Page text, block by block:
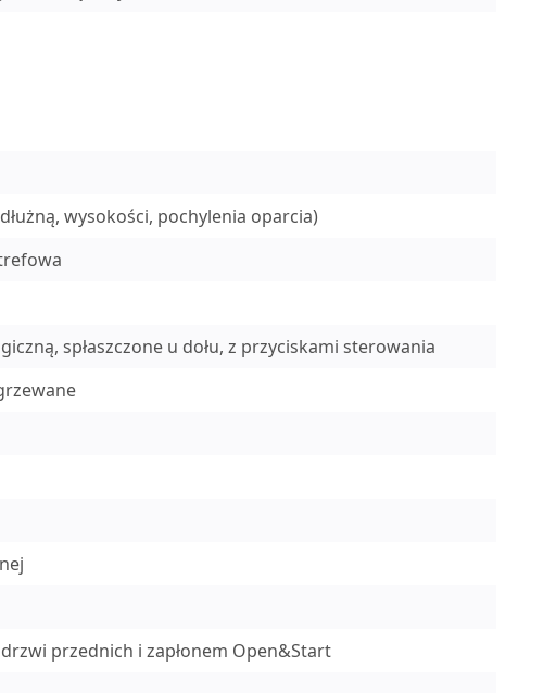
wysokości, pochylenia oparcia)
spłaszczone u dołu, z przyciskami sterowania
przednich i zapłonem Open&Start